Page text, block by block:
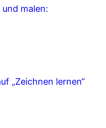
malen:
„Zeichnen lernen“